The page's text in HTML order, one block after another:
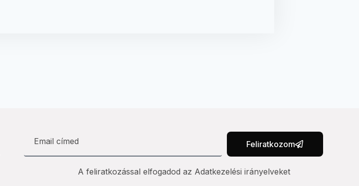
Feliratkozom
A feliratkozással elfogadod az Adatkezelési irányelveket